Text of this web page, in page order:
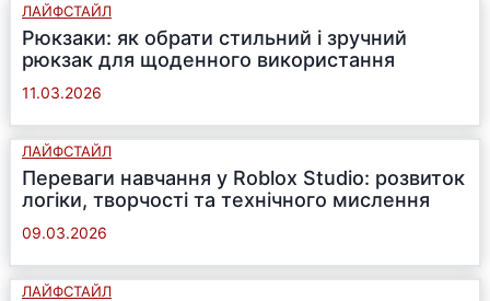
ЛАЙФСТАЙЛ
Рюкзаки: як обрати стильний і зручний
рюкзак для щоденного використання
11.03.2026
ЛАЙФСТАЙЛ
Переваги навчання у Roblox Studio: розвиток
логіки, творчості та технічного мислення
09.03.2026
ЛАЙФСТАЙЛ